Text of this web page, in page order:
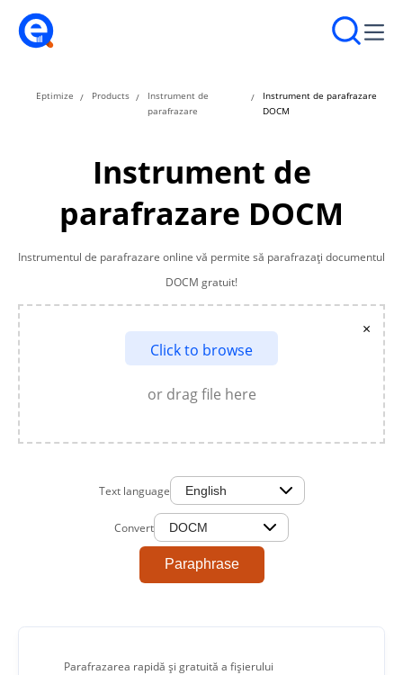
Eptimize Products
Instrument de
parafrazare
Instrument de parafrazare
DOCM
Instrument de
parafrazare DOCM
Instrumentul de parafrazare online vă permite să parafrazați documentul
DOCM gratuit!
Click to browse
or drag file here
×
Text language
Convert
Paraphrase
Parafrazarea rapidă și gratuită a fișierului